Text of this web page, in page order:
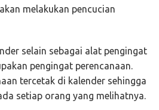
melakukan pencucian
selain sebagai alat pengingat
pengingat perencanaan.
tercetak di kalender sehingga
setiap orang yang melihatnya.